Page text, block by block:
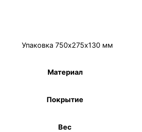
Упаковка 750х275х130 мм
Материал
Покрытие
Вес